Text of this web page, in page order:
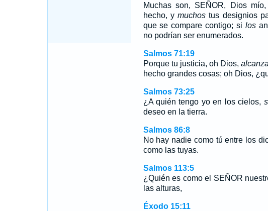
Muchas son, SEÑOR, Dios
hecho, ymuchos tus designios
que se compare contigo; silos
no podrían ser enumerados.
Salmos 71:19
Porque tu justicia, oh Dios,alcanza
hecho grandes cosas; oh Dios,
Salmos 73:25
¿A quién tengo yo en los cielos,
deseo en la tierra.
Salmos 86:8
No hay nadie como tú entre los
como las tuyas.
Salmos 113:5
¿Quién es como el SEÑOR
las alturas,
Éxodo 15:11